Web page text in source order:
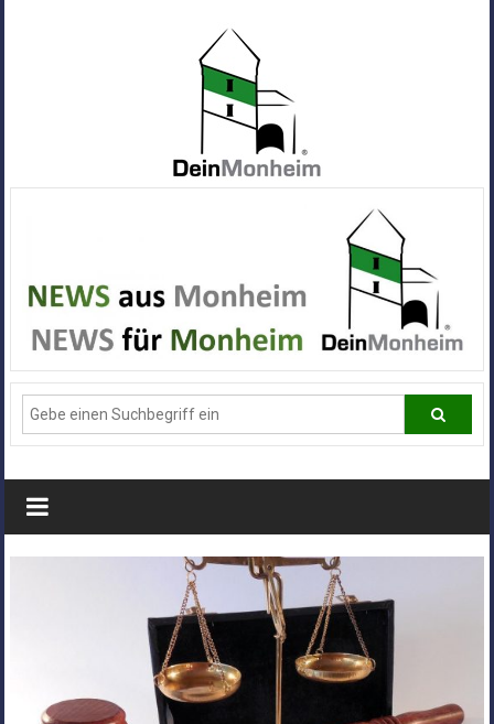
Alle
News
aus
Deiner
Stadt
Monheim